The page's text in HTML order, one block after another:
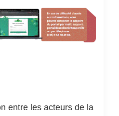
entre les acteurs de la